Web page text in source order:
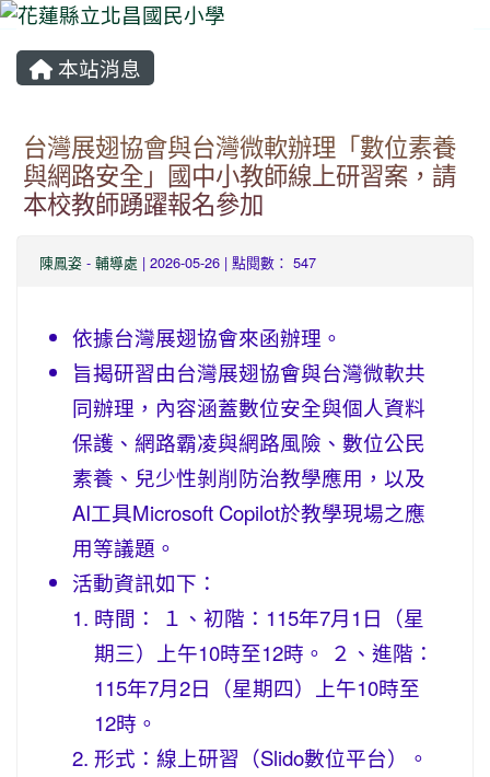
本站消息
台灣展翅協會與台灣微軟辦理「數位素養
與網路安全」國中小教師線上研習案，請
本校教師踴躍報名參加
陳鳳姿 - 輔導處 | 2026-05-26 | 點閱數： 547
依據台灣展翅協會來函辦理。
旨揭研習由台灣展翅協會與台灣微軟共
同辦理，內容涵蓋數位安全與個人資料
保護、網路霸凌與網路風險、數位公民
素養、兒少性剝削防治教學應用，以及
AI工具Microsoft Copilot於教學現場之應
用等議題。
活動資訊如下：
時間： １、初階：115年7月1日（星
期三）上午10時至12時。 ２、進階：
115年7月2日（星期四）上午10時至
12時。
形式：線上研習（Slido數位平台）。